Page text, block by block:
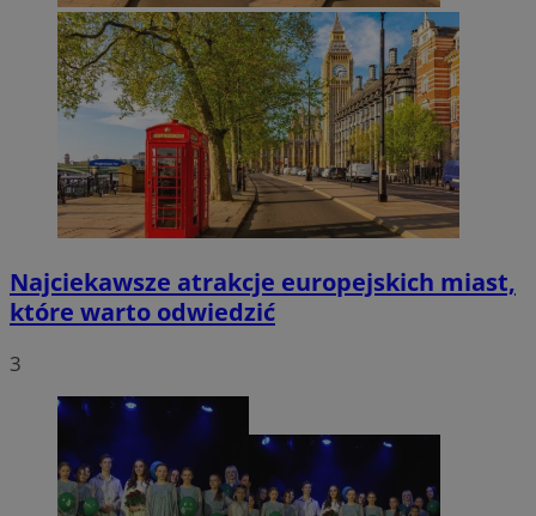
Najciekawsze atrakcje europejskich miast,
które warto odwiedzić
3